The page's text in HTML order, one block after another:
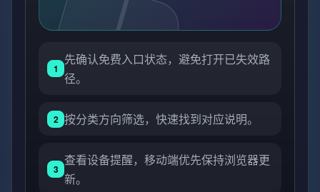
1
先确认免费入口状态，避免打开已失效路
径。
2 按分类方向筛选，快速找到对应说明。
3
查看设备提醒，移动端优先保持浏览器更
新。